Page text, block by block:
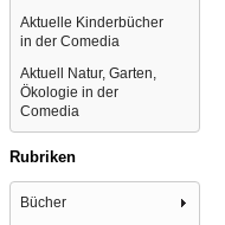
Aktuelle Kinderbücher
in der Comedia
Aktuell Natur, Garten,
Ökologie in der
Comedia
Rubriken
Bücher